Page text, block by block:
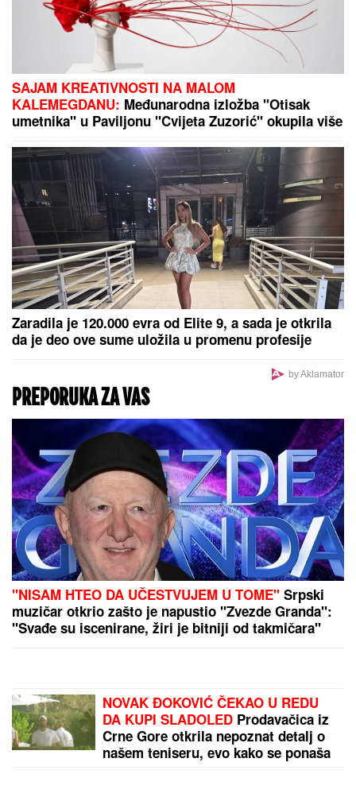
SIN MILENE KAČAVENDE JE PRAVI LEPOTAN
Uslikala ga u abzenu, abBivša učesnica "Elite"
otkrila i čimese bave njeni naslednici - ovo je prava
ISTINA
Uroš Medić napisao samo dve reči i
zapalio celu Srbiju (FOTO)
Ivić i Goran Tufegdžić na listi trojice
najuspešnijih stručnjaka u
Emiratima